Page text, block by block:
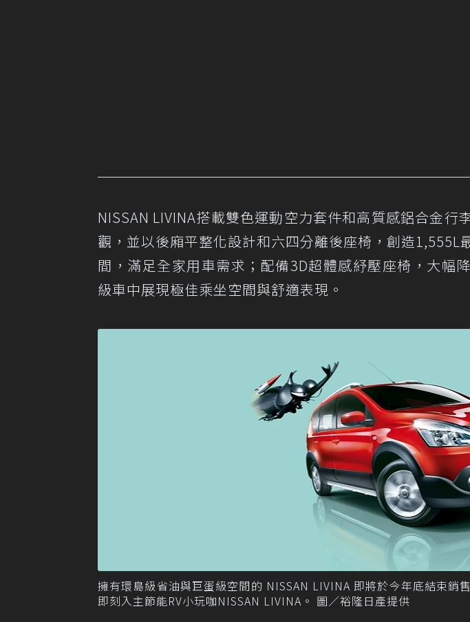
NISSAN LIVINA搭載雙色運動空力套件和高質感鋁合金行
觀，並以後廂平整化設計和六四分離後座椅，創造1,555L
間，滿足全家用車需求；配備3D超體感紓壓座椅，大幅
級車中展現極佳乘坐空間與舒適表現。
擁有環島級省油與巨蛋級空間的 NISSAN LIVINA 即將於今年底結束銷
即刻入主節能RV小玩咖NISSAN LIVINA。 圖／裕隆日產提供